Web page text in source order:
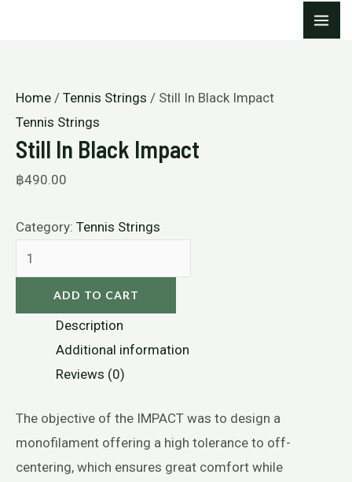
Home / Tennis Strings / Still In Black Impact
Tennis Strings
Still In Black Impact
฿490.00
Category: Tennis Strings
ADD TO CART
Description
Additional information
Reviews (0)
The objective of the IMPACT was to design a
monofilament offering a high tolerance to off-
centering, which ensures great comfort while